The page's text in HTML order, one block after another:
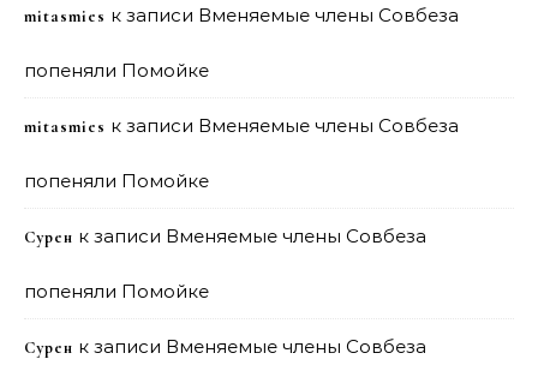
mitasmies к записи Вменяемые члены Совбеза
попеняли Помойке
mitasmies к записи Вменяемые члены Совбеза
попеняли Помойке
Сурен к записи Вменяемые члены Совбеза
попеняли Помойке
Сурен к записи Вменяемые члены Совбеза